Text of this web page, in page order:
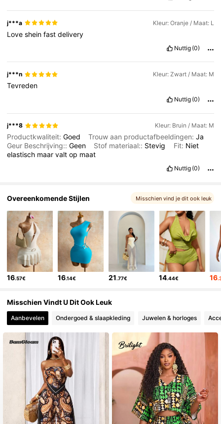
4.82
j***a Kleur: Oranje / Maat: L
Lovesheinfastdelivery
Nuttig (0)
j***n Kleur: Zwart / Maat: M
Tevreden
Nuttig (0)
j***8 Kleur: Bruin / Maat: M
Productkwaliteit:Goed Trouw aan productafbeeldingen:Ja
Geur Beschrijving::Geen Stof materiaal:: Stevig Fit: Niet
elastisch maarvaltop maat
Nuttig (0)
Overeenkomende Stijlen Misschien vind je dit ook leuk
16.57€ 16.14€ 21.77€ 14.44€ 16
Misschien Vindt U Dit Ook Leuk
Aanbevelen Ondergoed & slaapkleding Juwelen & horloges